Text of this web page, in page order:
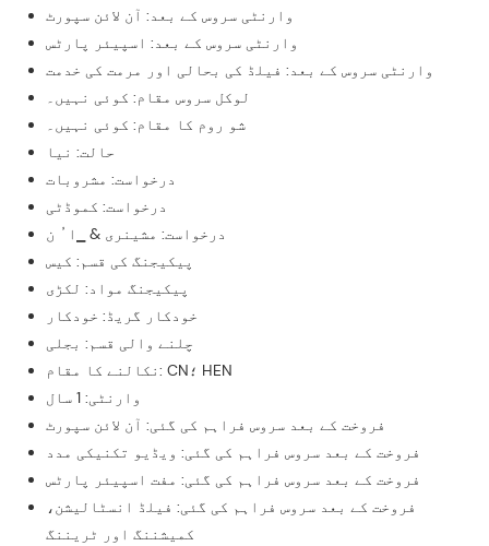
وارنٹی سروس کے بعد: آن لائن سپورٹ
وارنٹی سروس کے بعد: اسپیئر پارٹس
وارنٹی سروس کے بعد: فیلڈ کی بحالی اور مرمت کی خدمت
لوکل سروس مقام: کوئی نہیں۔
شو روم کا مقام: کوئی نہیں۔
حالت: نیا
درخواست: مشروبات
درخواست: کموڈٹی
درخواست: مشینری & ▁ا ُ ن
پیکیجنگ کی قسم: کیس
پیکیجنگ مواد: لکڑی
خودکار گریڈ: خودکار
چلنے والی قسم: بجلی
نکالنے کا مقام: CN؛ HEN
وارنٹی: 1 سال
فروخت کے بعد سروس فراہم کی گئی: آن لائن سپورٹ
فروخت کے بعد سروس فراہم کی گئی: ویڈیو تکنیکی مدد
فروخت کے بعد سروس فراہم کی گئی: مفت اسپیئر پارٹس
فروخت کے بعد سروس فراہم کی گئی: فیلڈ انسٹالیشن،
کمیشننگ اور ٹریننگ